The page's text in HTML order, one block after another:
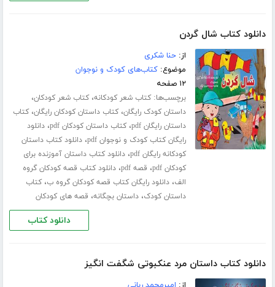
دانلود کتاب شال گردن
از:حنا شکری
موضوع:کتاب‌های کودک و نوجوان
۱۲ صفحه
برچسب‌ها:کتاب شعر کودکانه،کتاب شعر کودکان،
داستان کودک رایگان،کتاب داستان کودکان رایگان،کتاب
داستان رایگان pdf
،کتاب داستان کودکان pdf ،دانلود
رایگان کتاب کودک و نوجوان pdf
،دانلود کتاب داستان
کودکانه رایگان pdf
،دانلود کتاب داستان آموزنده برای
کودکان pdf
، قصه pdf ،دانلود کتاب قصه کودکان گروه
الف،دانلود رایگان کتاب قصه کودکان گروه ب،کتاب
داستان کودک،داستان بچگانه، قصه های کودکان
دانلود کتاب
دانلود کتاب داستان مرد عنکبوتی شگفت انگیز